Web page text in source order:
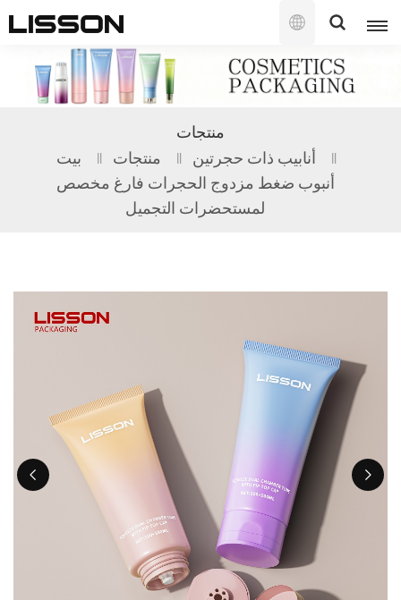
العربية
English
français
русский
ไทย
Tiếng việt
中文
منتجات
بيت منتجات
أنابيب ذات حجرتين
أنبوب ضغط مزدوج الحجرات فارغ مخصص
لمستحضرات التجميل